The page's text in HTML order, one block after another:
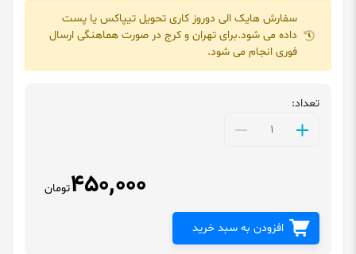
سفارش هایک الی دوروز کاری تحویل تیپاکس یا پست
داده می شود.برای تهران و کرج در صورت هماهنگی ارسال
فوری انجام می شود.
تعداد:
450,000تومان
افزودن به سبد خرید